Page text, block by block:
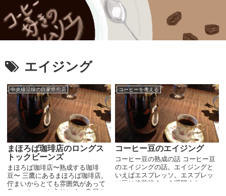
エイジング
中央線沿線の自家焙煎店
まほろば珈琲店のロングス
トックビーンズ
まほろば珈琲店〜熟成する珈琲
豆〜 三鷹にあるまほろば珈琲店。
佇まいからとても雰囲気があって
良い。ちょっと入りにくい敷居の
コーヒーを考える
コーヒー豆のエイジング
コーヒー豆の熟成の話 コーヒー豆
のエイジングの話。エイジングと
いえばエスプレッソ。エスプレッ
ソ豆は焙煎後２～３週間くらいエ